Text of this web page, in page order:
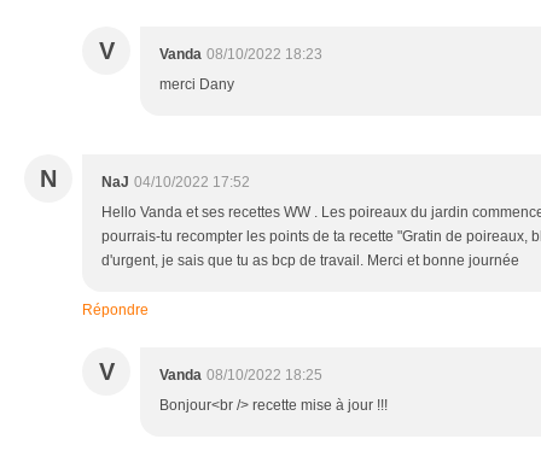
V Vanda 08/10/2022 18:23
merci Dany
N NaJ 04/10/2022 17:52
Hello Vanda et ses recettes WW . Les poireaux du jardin
pourrais-tu recompter les points de ta recette "Gratin de poireaux,
d'urgent, je sais que tu as bcp de travail. Merci et bonne journée
Répondre
V Vanda 08/10/2022 18:25
Bonjour<br /> recette mise à jour !!!